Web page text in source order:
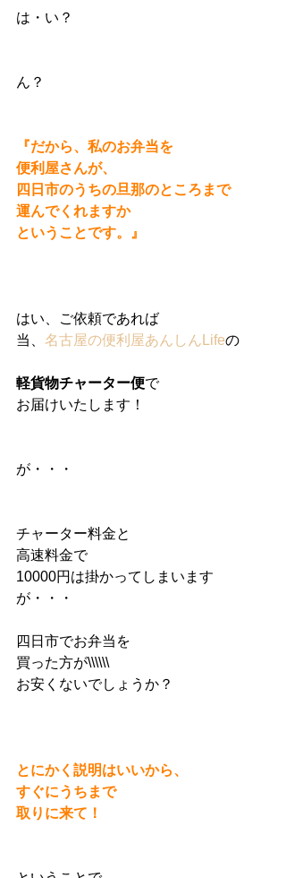
は・い？
ん？
『だから、私のお弁当を
便利屋さんが、
四日市のうちの旦那のところまで
運んでくれますか
ということです。』
はい、ご依頼であれば
当、 名古屋の便利屋あんしんLifeの
軽貨物チャーター便で
お届けいたします！
が・・・
チャーター料金と
高速料金で
10000円は掛かってしまいます
が・・・
四日市でお弁当を
買った方が\\\\\\
お安くないでしょうか？
とにかく説明はいいから、
すぐにうちまで
取りに来て！